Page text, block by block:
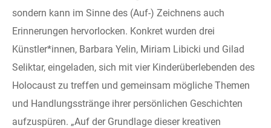
sondern kann im Sinne des (Auf-) Zeichnens auch
Erinnerungen hervorlocken. Konkret wurden drei
Künstler*innen, Barbara Yelin, Miriam Libicki und Gilad
Seliktar, eingeladen, sich mit vier Kinderüberlebenden des
Holocaust zu treffen und gemeinsam mögliche Themen
und Handlungsstränge ihrer persönlichen Geschichten
aufzuspüren. „Auf der Grundlage dieser kreativen